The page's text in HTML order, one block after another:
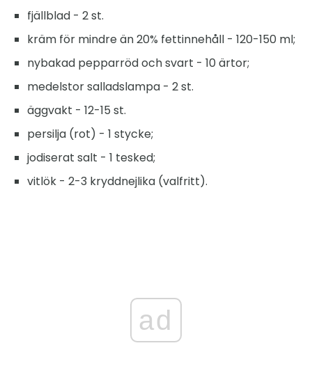
fjällblad - 2 st.
kräm för mindre än 20% fettinnehåll - 120-150 ml;
nybakad pepparröd och svart - 10 ärtor;
medelstor salladslampa - 2 st.
äggvakt - 12-15 st.
persilja (rot) - 1 stycke;
jodiserat salt - 1 tesked;
vitlök - 2-3 kryddnejlika (valfritt).
ad